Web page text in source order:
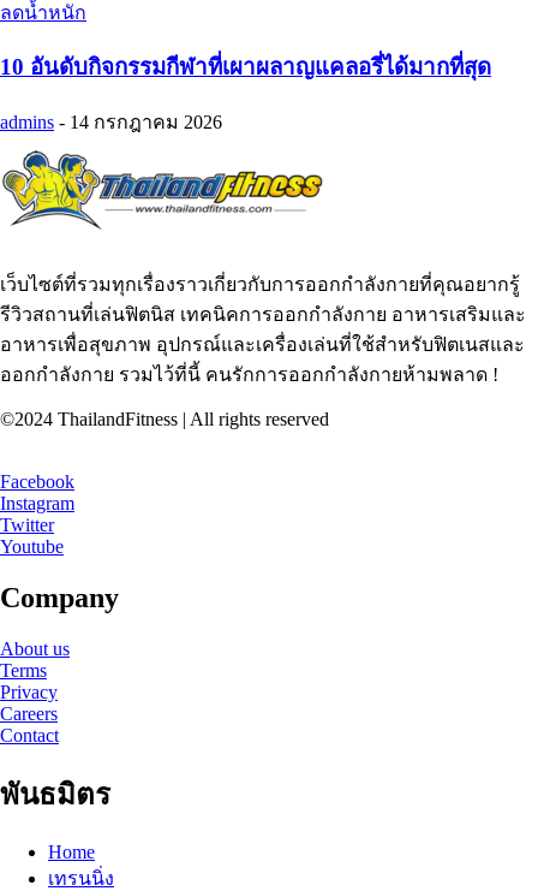
ลดน้ำหนัก
10 อันดับกิจกรรมกีฬาที่เผาผลาญแคลอรี่ได้มากที่สุด
admins - 14 กรกฎาคม 2026
เว็บไซต์ที่รวมทุกเรื่องราวเกี่ยวกับการออกกำลังกายที่คุณอยากรู้
รีวิวสถานที่เล่นฟิตนิส เทคนิคการออกกำลังกาย อาหารเสริมและ
อาหารเพื่อสุขภาพ อุปกรณ์และเครื่องเล่นที่ใช้สำหรับฟิตเนสและ
ออกกำลังกาย รวมไว้ที่นี้ คนรักการออกกำลังกายห้ามพลาด !
©2024 ThailandFitness | All rights reserved
Facebook
Instagram
Twitter
Youtube
Company
About us
Terms
Privacy
Careers
Contact
พันธมิตร
Home
เทรนนิ่ง